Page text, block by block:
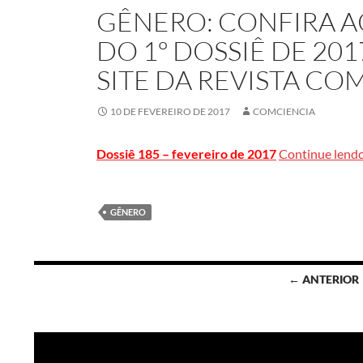
GÊNERO: CONFIRA
DO 1º DOSSIÊ DE
SITE DA REVISTA
10 DE FEVEREIRO DE 2017 COMCIENCIA
Dossiê 185 – fevereiro de 2017Continue
GÊNERO
posts
← ANTERIOR